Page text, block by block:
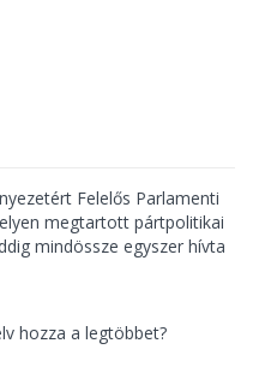
Felelős Parlamenti
megtartott pártpolitikai
mindössze egyszer hívta
hozza a legtöbbet?